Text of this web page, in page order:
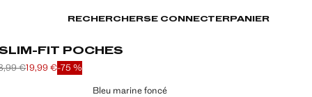
RECHERCHERSE CONNECTER PANIER
FIT POCHES
[99,99 € ]
barré [78,99 € ]
€
€ ]19,99 €-75 %
couleur
Bleu marine foncé